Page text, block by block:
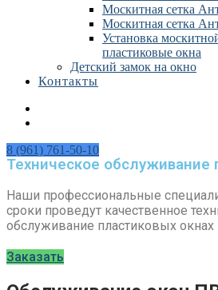
Москитная сетка
Москитная сетка
Установка
пластиковые окна
Детский замок на окно
Контакты
8 (961) 761-50-10
Техническое обслуживание
Наши профессиональные
сроки проведут качественное
обслуживание пластиковых окнах
Заказать